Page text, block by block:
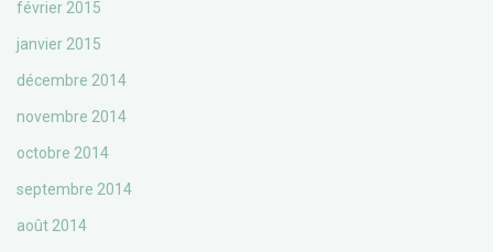
février 2015
janvier 2015
décembre 2014
novembre 2014
octobre 2014
septembre 2014
août 2014